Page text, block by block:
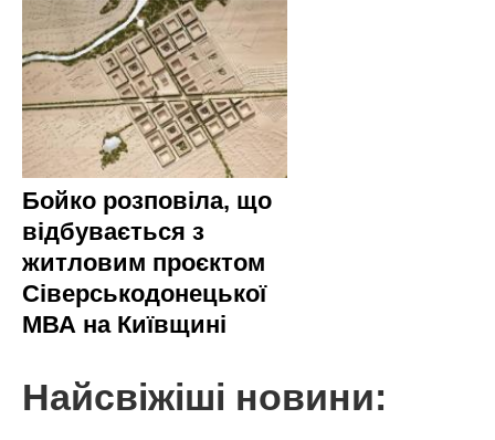
Бойко розповіла, що
відбувається з
житловим проєктом
Сіверськодонецької
МВА на Київщині
Найсвіжіші новини: